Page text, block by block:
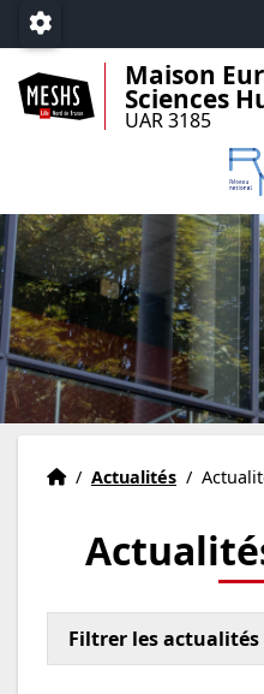
Accéder au menu principal
Accéder au contenu
Paramétrage
Maison
Sciences
UAR 3185
Accueil
Accueil
/ Actualités /
Filtrer les actualités